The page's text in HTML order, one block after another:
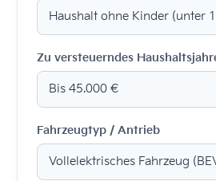
Zu versteuerndes
Fahrzeugtyp / Antrieb